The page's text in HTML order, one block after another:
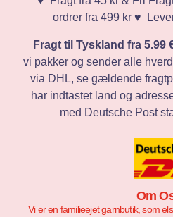
ordrer fra 499 kr ♥️
Fragt til Tyskland fra 5.99
vi pakker og sender alle
via DHL, se gældende
har indtastet land og
med Deutsche Post
Om
Vi er en familieejet garnbutik, som